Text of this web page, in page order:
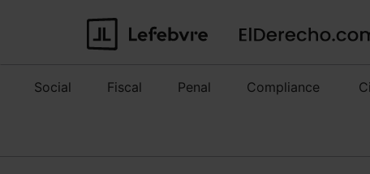
Social Fiscal Penal Compliance